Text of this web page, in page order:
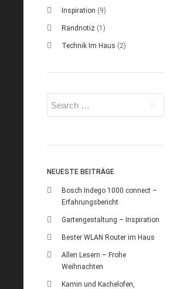
Inspiration (9)
Randnotiz (1)
Technik Im Haus (2)
NEUESTE BEITRÄGE
Bosch Indego 1000 connect –
Erfahrungsbericht
Gartengestaltung – Inspiration
Bester WLAN Router im Haus
Allen Lesern – Frohe
Weihnachten
Kamin und Kachelofen,